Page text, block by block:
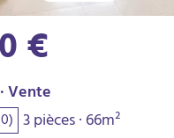
Vente
3 pièces · 66m²
€